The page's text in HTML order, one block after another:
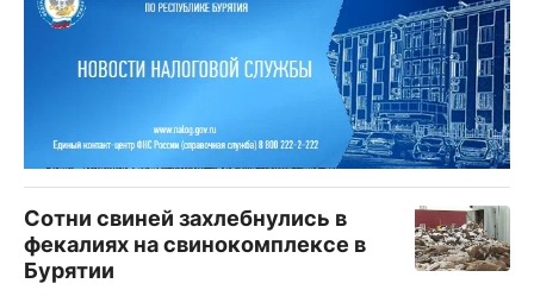
Сотни свиней захлебнулись в
фекалиях на свинокомплексе в
Бурятии